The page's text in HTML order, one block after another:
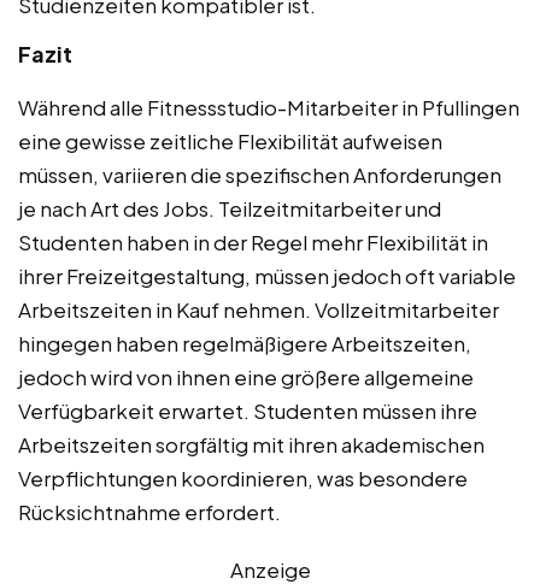
Fazit
Während alle Fitnessstudio-Mitarbeiter in Pfullingen
eine gewisse zeitliche Flexibilität aufweisen
müssen, variieren die spezifischen Anforderungen
je nach Art des Jobs. Teilzeitmitarbeiter und
Studenten haben in der Regel mehr Flexibilität in
ihrer Freizeitgestaltung, müssen jedoch oft variable
Arbeitszeiten in Kauf nehmen. Vollzeitmitarbeiter
hingegen haben regelmäßigere Arbeitszeiten,
jedoch wird von ihnen eine größere allgemeine
Verfügbarkeit erwartet. Studenten müssen ihre
Arbeitszeiten sorgfältig mit ihren akademischen
Verpflichtungen koordinieren, was besondere
Rücksichtnahme erfordert.
Anzeige